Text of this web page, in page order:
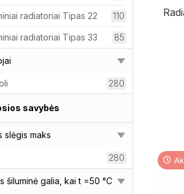
radiatoriai Tipas 22 110
radiatoriai Tipas 33 85
280
savybės
slėgis maks
280
šiluminė galia, kai t =50 °C